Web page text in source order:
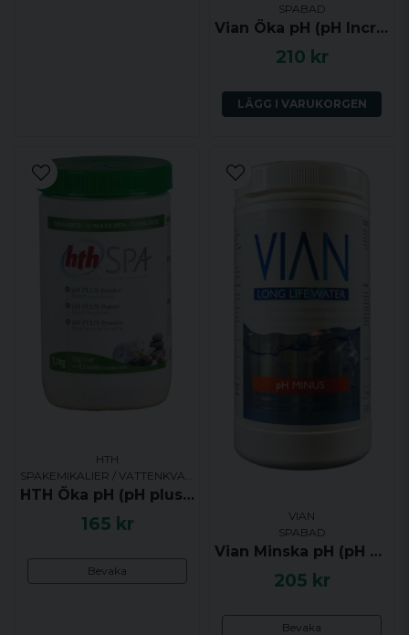
SPABAD
Vian Öka pH (pH Increaser) 1 kg
210 kr
LÄGG I VARUKORGEN
HTH
HTH Öka pH (pH plus) 1.2kg
165 kr
Bevaka
VIAN
SPABAD
Vian Minska pH (pH Minus) 1.5 kg
205 kr
Bevaka